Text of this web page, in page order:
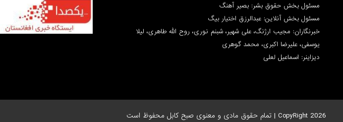
مسئول بخش حقوق بشر: بصیر آهنگ
مسئول بخش آنلاین: عبدالرزق اختیار بیگ
خبرنگاران: مجیب ارژنگ، علی شهیر، شبنم نوری، روح الله طاهری، لیلا
یوسفی، علیرضا اکبری، محمد گوهری
دیزاینر: اسماعیل لعلی
CopyRight 2026 | تمام حقوق مادی و معنوی صبح کابل محفوظ است